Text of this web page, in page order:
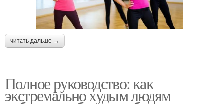
читать дальше →
Полное руководство: как
экстремально худым людям